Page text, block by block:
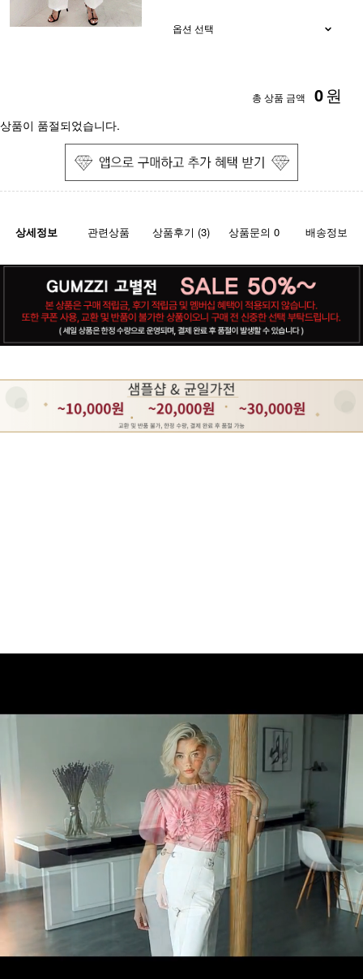
총 상품 금액 0원
상품이 품절되었습니다.
상세정보 관련상품 상품후기 (3) 상품문의 0 배송정보